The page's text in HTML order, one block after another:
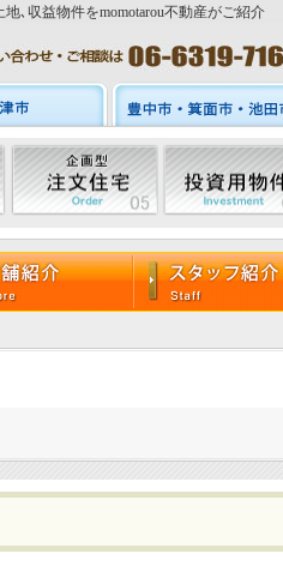
､収益物件をmomotarou不動産がご紹介